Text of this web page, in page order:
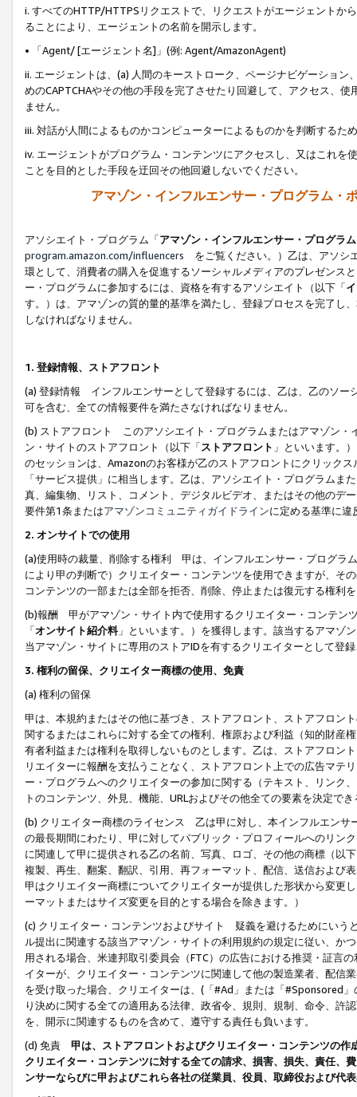
i. すべてのHTTP/HTTPSリクエストで、リクエストがエージェントか
ることにより、エージェントの名前を開示します。
• 「Agent/ [エージェント名]」(例: Agent/AmazonAgent)
ii. エージェントは、(a) 人間のキーストローク、ページナビゲーショ
めのCAPTCHAやその他の手段を完了させたり回避して、アクセス、
ません。
iii. 対話が人間によるものかコンピューターによるものかを判断するた
iv. エージェントがプログラム・コンテンツにアクセスし、又はこれ
ことを目的とした手段を迂回その他回避しないでください。
アマゾン・インフルエンサー・プログラム・
アソシエイト・プログラム「アマゾン・インフルエンサー・プログラム
program.amazon.com/influencers をご覧ください。）乙は、アソシ
環として、消費者の購入を促進するソーシャルメディアのプレゼンス
ー・プログラムに参加するには、資格を有するアソシエイト（以下「
す。）は、アマゾンの質的量的基準を満たし、登録プロセスを完了し、
しなければなりません。
1. 登録情報、ストアフロント
(a) 登録情報 インフルエンサーとして登録するには、乙は、乙のソー
可を含む、全ての情報要件を満たさなければなりません。
(b) ストアフロント このアソシエイト・プログラムまたはアマゾン・
ン・サイトのストアフロント（以下「ストアフロント 」といいます。
のセッションは、Amazonのお客様が乙のストアフロントにクリック
「サービス提供」に相当します。乙は、アソシエイト・プログラム
真、編集物、リスト、コメント、デジタルビデオ、またはその他のデ
要件第1条またはアマゾンコミュニティガイドラインに定める基準に違
2. オンサイトでの使用
(a)使用時の裁量、削除する権利 甲は、インフルエンサー・プログラ
により甲の判断で）クリエイター・コンテンツを使用できますが、そ
コンテンツの一部または全部を拒否、削除、停止または復元する権利
(b)報酬 甲がアマゾン・サイト内で使用するクリエイター・コンテン
「オンサイト紹介料」といいます。）を獲得します。該当するアマゾ
当アマゾン・サイトに専用のストアIDを有するクリエイターとして登
3. 権利の留保、クリエイター商標の使用、免責
(a) 権利の留保
甲は、本規約またはその他に基づき、ストアフロント、ストアフロン
関するまたはこれらに対する全ての権利、権原および利益（知的財産
有者利益または権利を取得しないものとします。乙は、ストアフロン
リエイターに報酬を支払うことなく、ストアフロント上での広告マテ
ー・プログラムへのクリエイターの参加に関する（テキスト、リンク
トのコンテンツ、外見、機能、URLおよびその他全ての要素を決定で
(b) クリエイター商標のライセンス 乙は甲に対し、本インフルエンサ
の最長期間にわたり、甲に対してパブリック・プロフィールへのリン
に関連して甲に提供される乙の名前、写真、ロゴ、その他の商標（以
複製、再生、翻案、翻訳、引用、再フォーマット、配信、送信および
甲はクリエイター商標についてクリエイターが提供した形状から変更
ーマットまたはサイズ変更を目的とする場合を除きます。）
(c) クリエイター・コンテンツおよびサイト 疑義を避けるためにいう
ル提出に関連する該当アマゾン・サイトの利用規約の規定に従い、か
用される場合、米連邦取引委員会（FTC）の広告における推奨・証言
イターが、クリエイター・コンテンツに関連して他の製造業者、配信
を受け取った場合、クリエイターは、(「#Ad」または「#Sponsored
り決めに関する全ての適用ある法律、政省令、規則、規制、命令、許
を、開示に関連するものを含めて、遵守する責任も負います。
(d) 免責 甲は、ストアフロントおよびクリエイター・コンテンツの
クリエイター・コンテンツに対する全ての請求、損害、損失、責任、
ンサーならびに甲およびこれら各社の従業員、役員、取締役および代